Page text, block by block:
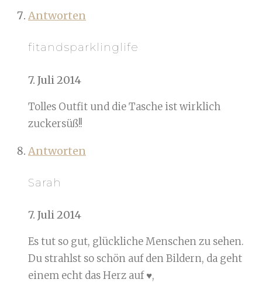
Antworten
fitandsparklinglife
7. Juli 2014
Tolles Outfit und die Tasche ist wirklich
zuckersüß!!
Antworten
Sarah
7. Juli 2014
Es tut so gut, glückliche Menschen zu sehen.
Du strahlst so schön auf den Bildern, da geht
einem echt das Herz auf ♥,